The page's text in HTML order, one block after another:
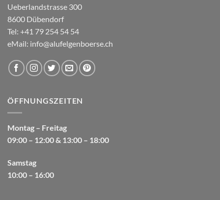
Ueberlandstrasse 300
8600 Dübendorf
Tel: +41 79 254 54 54
eMail: info@alufelgenboerse.ch
ÖFFNUNGSZEITEN
Montag – Freitag
09:00 – 12:00 & 13:00 – 18:00
Samstag
10:00 – 16:00